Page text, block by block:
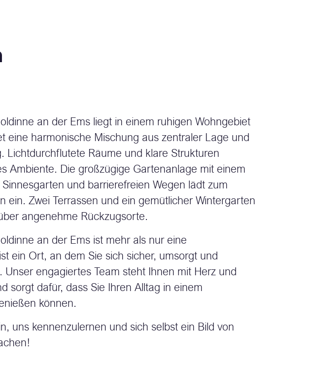
an der Ems liegt in einem ruhigen Wohngebiet
eine harmonische Mischung aus zentraler Lage und
Lichtdurchflutete Räume und klare Strukturen
Ambiente. Die großzügige Gartenanlage mit einem
und barrierefreien Wegen lädt zum
ein. Zwei Terrassen und ein gemütlicher Wintergarten
angenehme Rückzugsorte.
an der Ems ist mehr als nur eine
ein Ort, an dem Sie sich sicher, umsorgt und
engagiertes Team steht Ihnen mit Herz und
sorgt dafür, dass Sie Ihren Alltag in einem
können.
uns kennenzulernen und sich selbst ein Bild von